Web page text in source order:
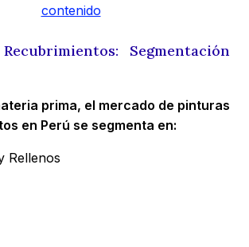
contenido
Segmentación
prima, el mercado de pinturas
en Perú se segmenta en:
Rellenos